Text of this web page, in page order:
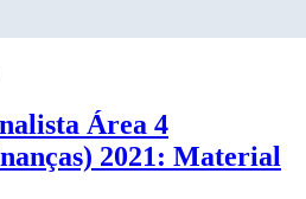
Área 4
2021: Material